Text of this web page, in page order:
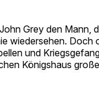
Grey den Mann,
wiedersehen. Doch
und
Königshaus